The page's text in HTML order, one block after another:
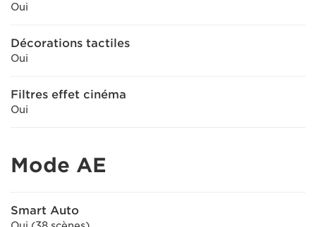
Oui
Décorations tactiles
Oui
Filtres effet cinéma
Oui
Mode AE
Smart Auto